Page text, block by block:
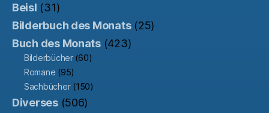
Beisl (31)
Bilderbuch des Monats(25)
Buch des Monats(423)
Bilderbücher(60)
Romane (95)
Sachbücher(150)
Diverses(506)